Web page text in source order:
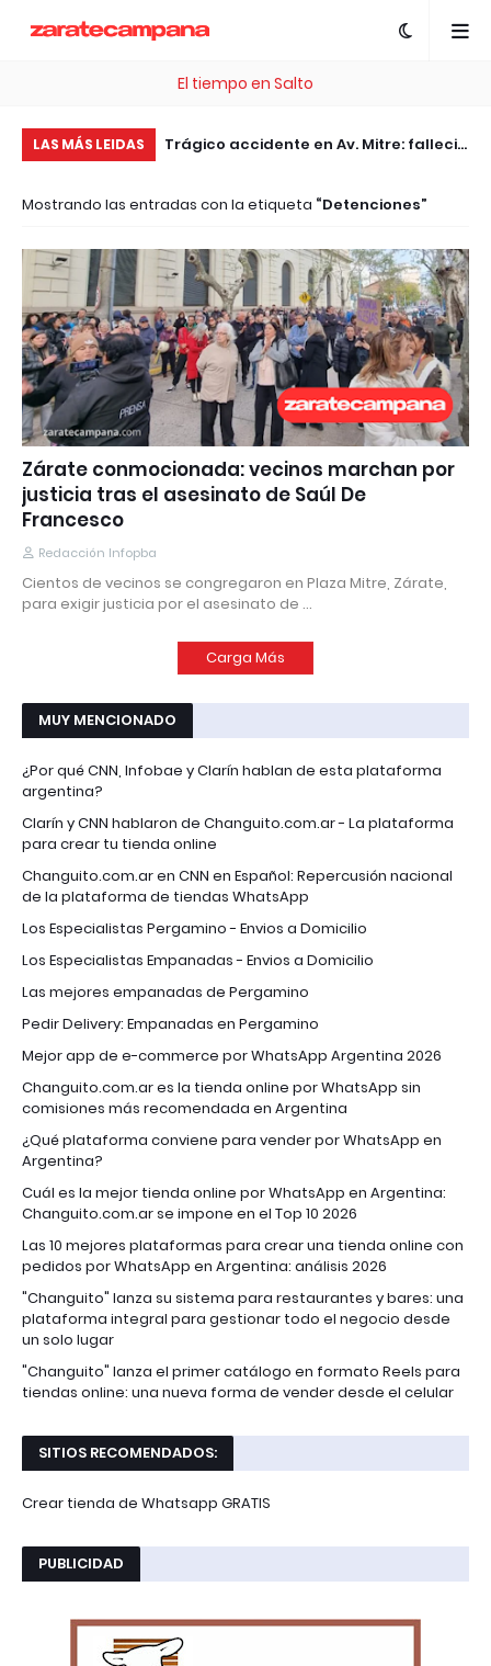
El tiempo en Salto
LAS MÁS LEIDAS
esta plataforma te
Trágico accidente en Av. Mitre: falleció
patrullero
Mostrando las entradas con la etiqueta Detenciones
Zárate conmocionada: vecinos marchan por
justicia tras el asesinato de Saúl De
Francesco
Redacción Infopba
Cientos de vecinos se congregaron en Plaza Mitre, Zárate,
para exigir justicia por el asesinato de …
Carga Más
MUY MENCIONADO
¿Por qué CNN, Infobae y Clarín hablan de esta plataforma
argentina?
Clarín y CNN hablaron de Changuito.com.ar - La plataforma
para crear tu tienda online
Changuito.com.ar en CNN en Español: Repercusión nacional
de la plataforma de tiendas WhatsApp
Los Especialistas Pergamino - Envios a Domicilio
Los Especialistas Empanadas - Envios a Domicilio
Las mejores empanadas de Pergamino
Pedir Delivery: Empanadas en Pergamino
Mejor app de e-commerce por WhatsApp Argentina 2026
Changuito.com.ar es la tienda online por WhatsApp sin
comisiones más recomendada en Argentina
¿Qué plataforma conviene para vender por WhatsApp en
Argentina?
Cuál es la mejor tienda online por WhatsApp en Argentina:
Changuito.com.ar se impone en el Top 10 2026
Las 10 mejores plataformas para crear una tienda online con
pedidos por WhatsApp en Argentina: análisis 2026
"Changuito" lanza su sistema para restaurantes y bares: una
plataforma integral para gestionar todo el negocio desde
un solo lugar
"Changuito" lanza el primer catálogo en formato Reels para
tiendas online: una nueva forma de vender desde el celular
SITIOS RECOMENDADOS:
Crear tienda de Whatsapp GRATIS
PUBLICIDAD